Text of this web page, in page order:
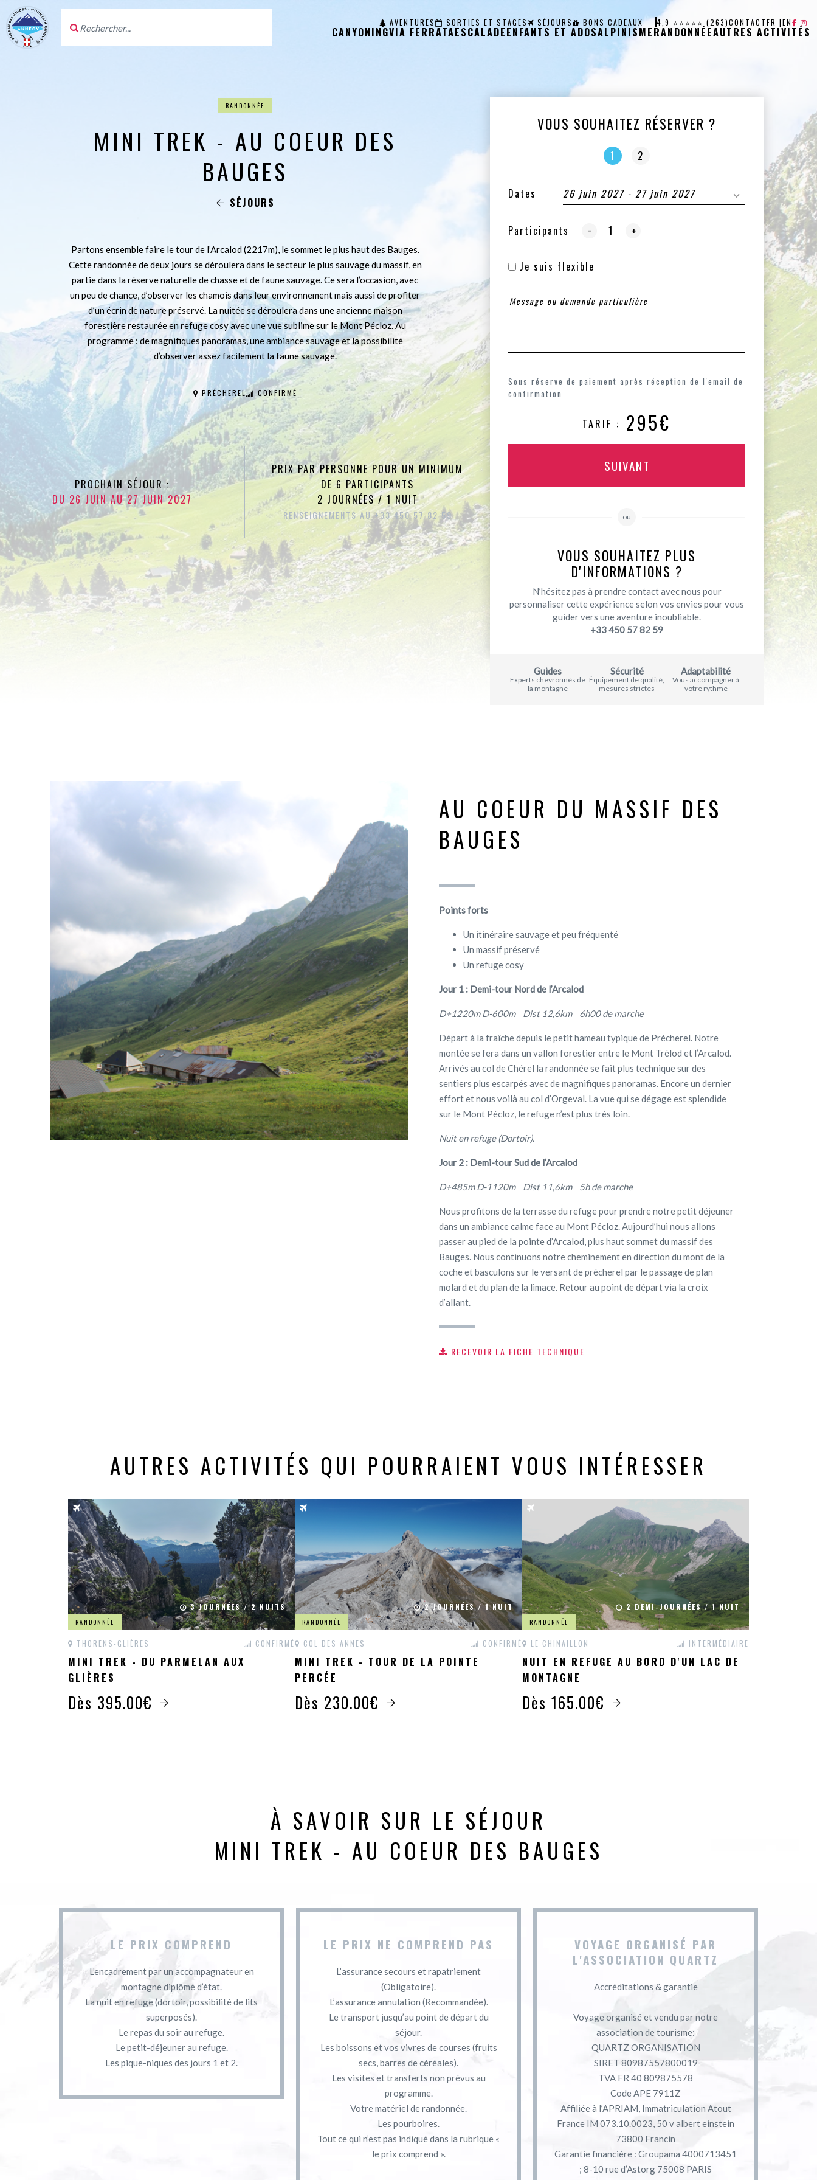
AVENTURES SORTIES ET STAGES SÉJOURS BONS CADEAUX 4,9 ⭐⭐⭐⭐⭐ (263)CONTACTFR |EN
CANYONINGVIA FERRATAESCALADEENFANTS ET ADOSALPINISMERANDONNÉEAUTRES ACTIVITÉS
RANDONNÉE
MINI TREK - AU COEUR DES
BAUGES
SÉJOURS
Partons ensemble faire le tour de l’Arcalod (2217m), le sommet le plus haut des Bauges.
Cette randonnée de deux jours se déroulera dans le secteur le plus sauvage du massif, en
partie dans la réserve naturelle de chasse et de faune sauvage. Ce sera l’occasion, avec
un peu de chance, d’observer les chamois dans leur environnement mais aussi de profiter
d’un écrin de nature préservé. La nuitée se déroulera dans une ancienne maison
forestière restaurée en refuge cosy avec une vue sublime sur le Mont Pécloz. Au
programme : de magnifiques panoramas, une ambiance sauvage et la possibilité
d’observer assez facilement la faune sauvage.
PRÉCHEREL CONFIRMÉ
PROCHAIN SÉJOUR :
DU 26 JUIN AU 27 JUIN 2027
PRIX PAR PERSONNE POUR UN MINIMUM
DE 6 PARTICIPANTS
2 JOURNÉES / 1 NUIT
RENSEIGNEMENTS AU +33 450 57 82 59
VOUS SOUHAITEZ RÉSERVER ?
1 2
Dates 26 juin 2027 - 27 juin 2027
Participants - +
Je suis flexible
Sous réserve de paiement après réception de l'email de
confirmation
TARIF : 295€
SUIVANT
ou
VOUS SOUHAITEZ PLUS
D'INFORMATIONS ?
N’hésitez pas à prendre contact avec nous pour
personnaliser cette expérience selon vos envies pour vous
guider vers une aventure inoubliable.
+33 450 57 82 59
Guides
Experts chevronnés de
la montagne
Sécurité
Équipement de qualité,
mesures strictes
Adaptabilité
Vous accompagner à
votre rythme
AU COEUR DU MASSIF DES
BAUGES
Points forts
Un itinéraire sauvage et peu fréquenté
Un massif préservé
Un refuge cosy
Jour 1 : Demi-tour Nord de l’Arcalod
D+1220m D-600m Dist 12,6km 6h00 de marche
Départ à la fraîche depuis le petit hameau typique de Précherel. Notre
montée se fera dans un vallon forestier entre le Mont Trélod et l’Arcalod.
Arrivés au col de Chérel la randonnée se fait plus technique sur des
sentiers plus escarpés avec de magnifiques panoramas. Encore un dernier
effort et nous voilà au col d’Orgeval. La vue qui se dégage est splendide
sur le Mont Pécloz, le refuge n’est plus très loin.
Nuit en refuge (Dortoir).
Jour 2 : Demi-tour Sud de l’Arcalod
D+485m D-1120m Dist 11,6km 5h de marche
Nous profitons de la terrasse du refuge pour prendre notre petit déjeuner
dans un ambiance calme face au Mont Pécloz. Aujourd’hui nous allons
passer au pied de la pointe d’Arcalod, plus haut sommet du massif des
Bauges. Nous continuons notre cheminement en direction du mont de la
coche et basculons sur le versant de précherel par le passage de plan
molard et du plan de la limace. Retour au point de départ via la croix
d’allant.
RECEVOIR LA FICHE TECHNIQUE
AUTRES ACTIVITÉS QUI POURRAIENT VOUS INTÉRESSER
3 JOURNÉES / 2 NUITS
RANDONNÉE
THORENS-GLIÈRES CONFIRMÉ
MINI TREK - DU PARMELAN AUX
GLIÈRES
Dès 395.00€
2 JOURNÉES / 1 NUIT
RANDONNÉE
COL DES ANNES CONFIRMÉ
MINI TREK - TOUR DE LA POINTE
PERCÉE
Dès 230.00€
2 DEMI-JOURNÉES / 1 NUIT
RANDONNÉE
LE CHINAILLON INTERMÉDIAIRE
NUIT EN REFUGE AU BORD D'UN LAC DE
MONTAGNE
Dès 165.00€
À SAVOIR SUR LE SÉJOUR
MINI TREK - AU COEUR DES BAUGES
LE PRIX COMPREND
L’encadrement par un accompagnateur en
montagne diplômé d’état.
La nuit en refuge (dortoir, possibilité de lits
superposés).
Le repas du soir au refuge.
Le petit-déjeuner au refuge.
Les pique-niques des jours 1 et 2.
LE PRIX NE COMPREND PAS
L’assurance secours et rapatriement
(Obligatoire).
L’assurance annulation (Recommandée).
Le transport jusqu’au point de départ du
séjour.
Les boissons et vos vivres de courses (fruits
secs, barres de céréales).
Les visites et transferts non prévus au
programme.
Votre matériel de randonnée.
Les pourboires.
Tout ce qui n’est pas indiqué dans la rubrique «
le prix comprend ».
VOYAGE ORGANISÉ PAR
L'ASSOCIATION QUARTZ
Accréditations & garantie
Voyage organisé et vendu par notre
association de tourisme:
QUARTZ ORGANISATION
SIRET 80987557800019
TVA FR 40 809875578
Code APE 7911Z
Affiliée à l’APRIAM, Immatriculation Atout
France IM 073.10.0023, 50 v albert einstein
73800 Francin
Garantie financière : Groupama 4000713451
; 8-10 rue d’Astorg 75008 PARIS